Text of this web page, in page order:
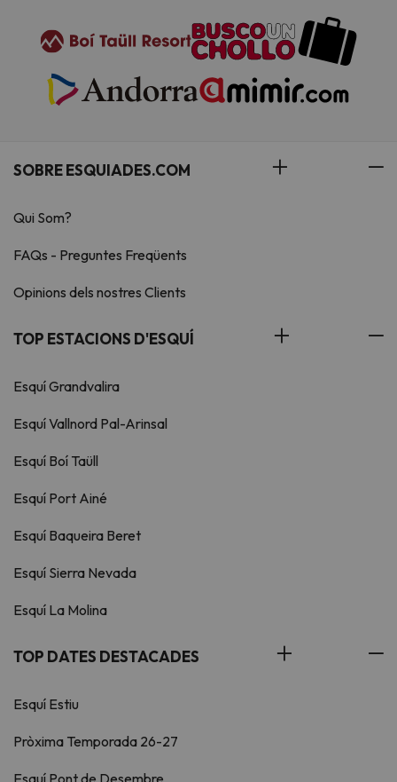
SOBRE ESQUIADES.COM
Qui Som?
FAQs - Preguntes Freqüents
Opinions dels nostres Clients
TOP ESTACIONS D'ESQUÍ
Esquí Grandvalira
Esquí Vallnord Pal-Arinsal
Esquí Boí Taüll
Esquí Port Ainé
Esquí Baqueira Beret
Esquí Sierra Nevada
Esquí La Molina
TOP DATES DESTACADES
Esquí Estiu
Pròxima Temporada 26-27